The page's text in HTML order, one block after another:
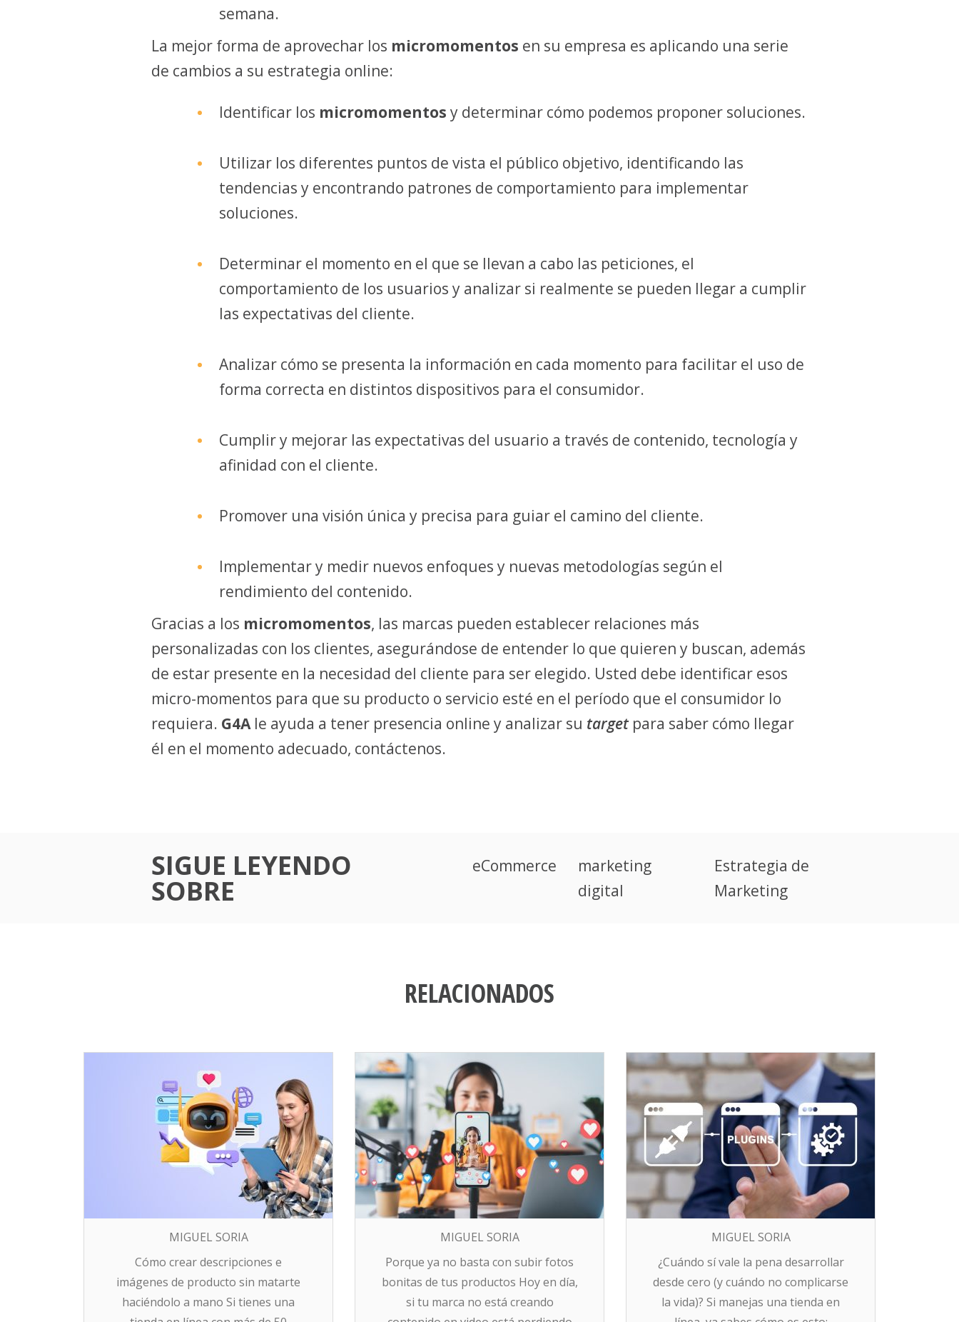
semana.
La mejor forma de aprovechar los micromomentos en su empresa es aplicando una serie
de cambios a su estrategia online:
Identificar los micromomentos y determinar cómo podemos proponer soluciones.
Utilizar los diferentes puntos de vista el público objetivo, identificando las
tendencias y encontrando patrones de comportamiento para implementar
soluciones.
Determinar el momento en el que se llevan a cabo las peticiones, el
comportamiento de los usuarios y analizar si realmente se pueden llegar a cumplir
las expectativas del cliente.
Analizar cómo se presenta la información en cada momento para facilitar el uso de
forma correcta en distintos dispositivos para el consumidor.
Cumplir y mejorar las expectativas del usuario a través de contenido, tecnología y
afinidad con el cliente.
Promover una visión única y precisa para guiar el camino del cliente.
Implementar y medir nuevos enfoques y nuevas metodologías según el
rendimiento del contenido.
Gracias a los micromomentos, las marcas pueden establecer relaciones más
personalizadas con los clientes, asegurándose de entender lo que quieren y buscan, además
de estar presente en la necesidad del cliente para ser elegido. Usted debe identificar esos
micro-momentos para que su producto o servicio esté en el período que el consumidor lo
requiera. G4Ale ayuda a tener presencia online y analizar su targetpara saber cómo llegar
él en el momento adecuado, contáctenos.
SIGUE LEYENDO
SOBRE
eCommerce
marketing
digital
Estrategia de
Marketing
RELACIONADOS
MIGUEL SORIA
Cómo crear descripciones e
imágenes de producto sin matarte
haciéndolo a mano Si tienes una
MIGUEL SORIA
Porque ya no basta con subir fotos
bonitas de tus productos Hoy en día,
si tu marca no está creando
MIGUEL SORIA
¿Cuándo sí vale la pena desarrollar
desde cero (y cuándo no complicarse
la vida)? Si manejas una tienda en